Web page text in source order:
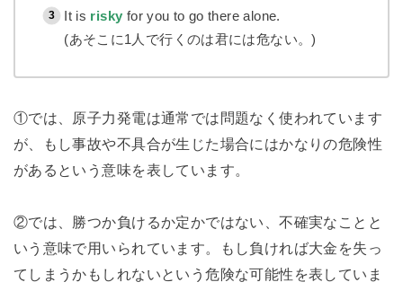
It is risky for you to go there alone.
(あそこに1人で行くのは君には危ない。)
①では、原子力発電は通常では問題なく使われています
が、もし事故や不具合が生じた場合にはかなりの危険性
があるという意味を表しています。
②では、勝つか負けるか定かではない、不確実なことと
いう意味で用いられています。もし負ければ大金を失っ
てしまうかもしれないという危険な可能性を表していま